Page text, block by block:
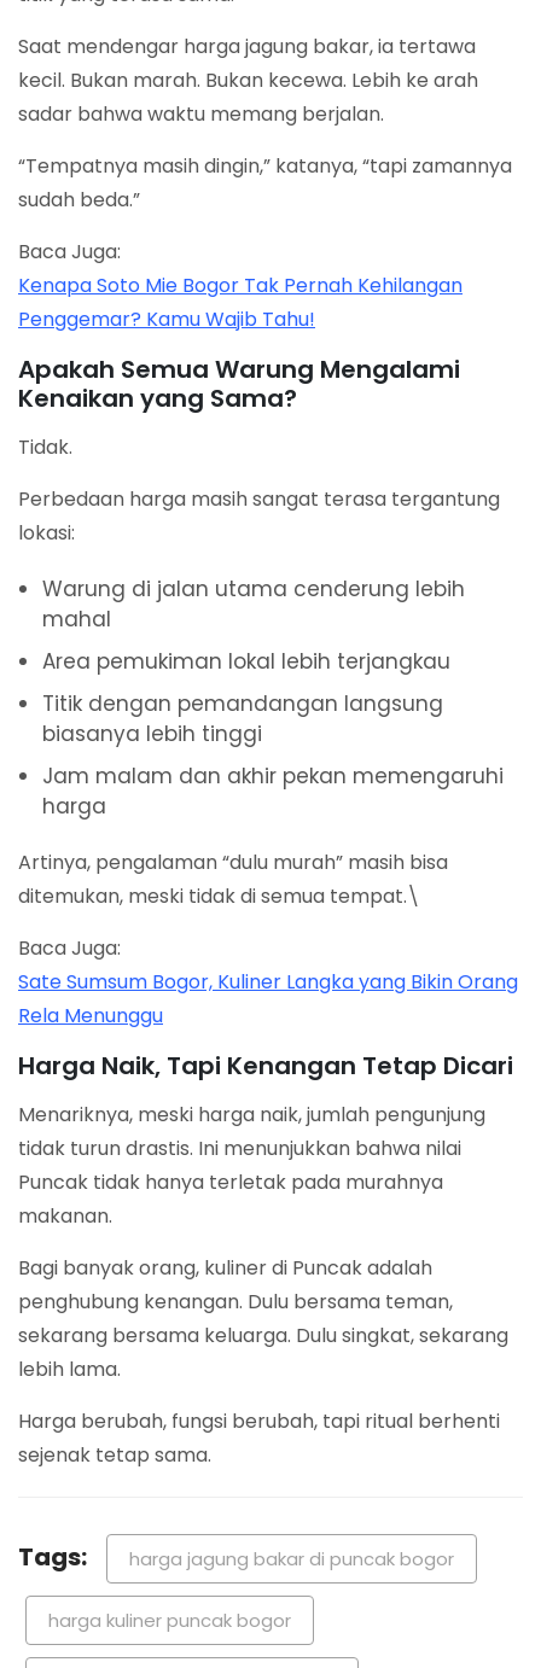
Saat mendengar harga jagung bakar, ia tertawa
kecil. Bukan marah. Bukan kecewa. Lebih ke arah
sadar bahwa waktu memang berjalan.
“Tempatnya masih dingin,” katanya, “tapi zamannya
sudah beda.”
Baca Juga:
Kenapa Soto Mie Bogor Tak Pernah Kehilangan
Penggemar? Kamu Wajib Tahu!
Apakah Semua Warung Mengalami
Kenaikan yang Sama?
Tidak.
Perbedaan harga masih sangat terasa tergantung
lokasi:
Warung di jalan utama cenderung lebih
mahal
Area pemukiman lokal lebih terjangkau
Titik dengan pemandangan langsung
biasanya lebih tinggi
Jam malam dan akhir pekan memengaruhi
harga
Artinya, pengalaman “dulu murah” masih bisa
ditemukan, meski tidak di semua tempat.\
Baca Juga:
Sate Sumsum Bogor, Kuliner Langka yang Bikin Orang
Rela Menunggu
Harga Naik, Tapi Kenangan Tetap Dicari
Menariknya, meski harga naik, jumlah pengunjung
tidak turun drastis. Ini menunjukkan bahwa nilai
Puncak tidak hanya terletak pada murahnya
makanan.
Bagi banyak orang, kuliner di Puncak adalah
penghubung kenangan. Dulu bersama teman,
sekarang bersama keluarga. Dulu singkat, sekarang
lebih lama.
Harga berubah, fungsi berubah, tapi ritual berhenti
sejenak tetap sama.
Tags: harga jagung bakar di puncak bogor
harga kuliner puncak bogor